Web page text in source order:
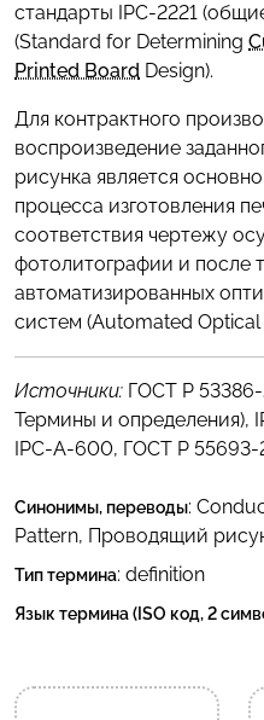
стандарты IPC-2221
(Standard for Determining
Printed Board Design).
Для контрактного
воспроизведение
рисунка является
процесса изготовления
соответствия чертежу
фотолитографии и после
автоматизированных
систем (Automated Optical
Источники: ГОСТ Р
Термины и определения),
IPC-A-600, ГОСТ Р 55693-
Синонимы, переводы:
Pattern, Проводящий
Тип термина: definition
Язык термина (ISO код, 2